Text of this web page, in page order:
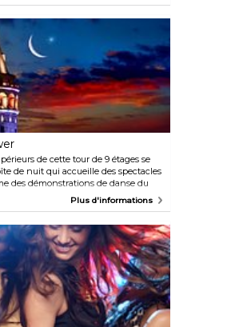
de l'Anatolie.
de cette tour de 9 étages se
de nuit qui accueille des spectacles
des démonstrations de danse du
médiévale en pierre se trouve au
Plus d'informations